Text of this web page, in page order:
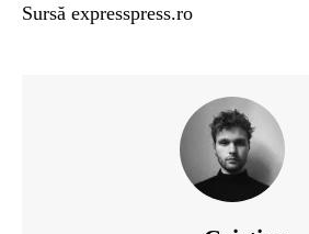
Sursă expresspress.ro